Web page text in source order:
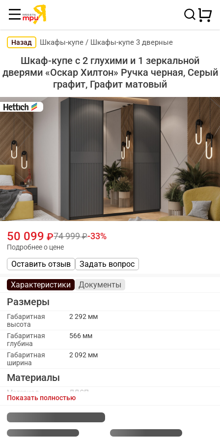
Назад Шкафы-купе / Шкафы-купе 3 дверные
Шкаф-купе с 2 глухими и 1 зеркальной
дверями «Оскар Хилтон» Ручка черная, Серый
графит, Графит матовый
50 099 74 999 33
Подробнее о цене
Оставить отзыв Задать вопрос
Характеристики Документы
Размеры
Габаритная
высота
2 292 мм
Габаритная
глубина
566 мм
Габаритная
ширина
2 092 мм
Материалы
Материал
каркаса
ЛДСП
Материал
фасада
МДФ, Зеркало
Каркас
Показать полностью